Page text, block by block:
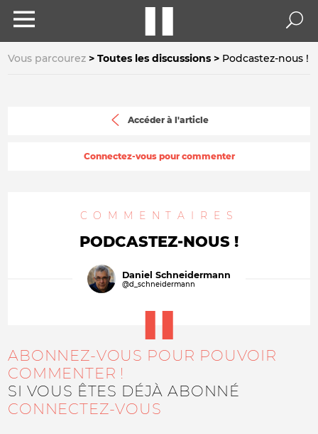
Vous parcourez Toutes les discussions Podcastez-nous !
Accéder à l'article
Connectez-vous pour commenter
COMMENTAIRES
PODCASTEZ-NOUS !
Daniel Schneidermann
@d_schneidermann
ABONNEZ-VOUS POUR POUVOIR
COMMENTER !
SI VOUS ÊTES DÉJÀ ABONNÉ
CONNECTEZ-VOUS